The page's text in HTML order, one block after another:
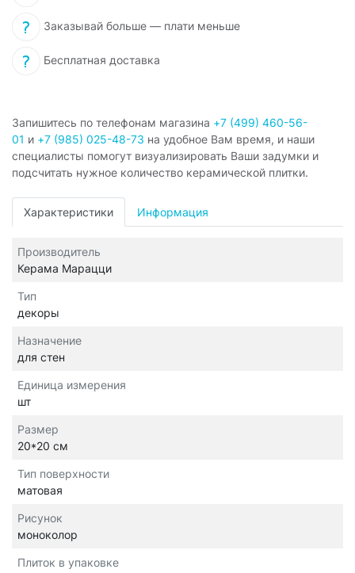
Заказывай больше — плати меньше
Бесплатная доставка
Запишитесь по телефонам магазина +7 (499) 460-56-
01 и +7 (985) 025-48-73 на удобное Вам время, и наши
специалисты помогут визуализировать Ваши задумки и
подсчитать нужное количество керамической плитки.
Характеристики Информация
Производитель
Керама Марацци
Тип
декоры
Назначение
для стен
Единица измерения
шт
Размер
20*20 см
Тип поверхности
матовая
Рисунок
моноколор
Плиток в упаковке